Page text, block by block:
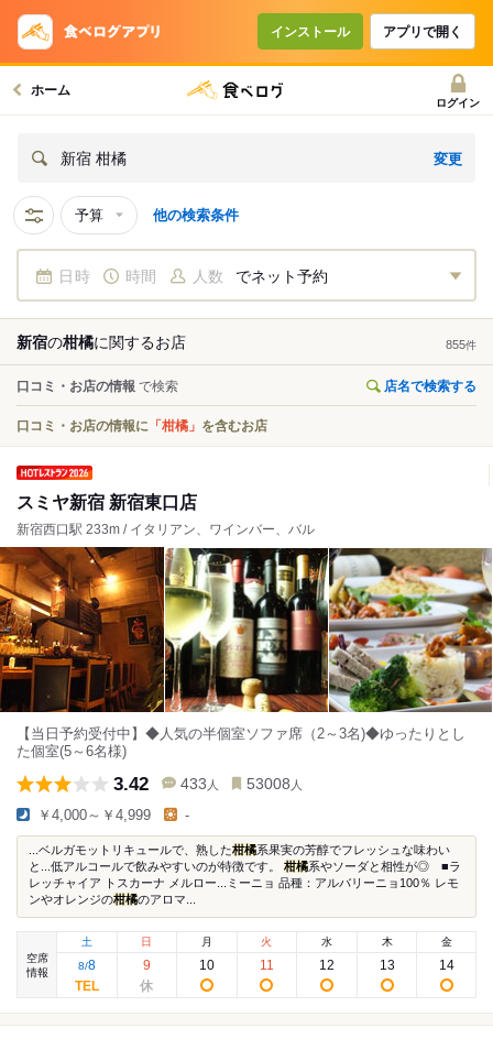
インストール アプリで開く
ホーム
ログイン
新宿 柑橘 変更
予算 他の検索条件
日時 時間 人数 でネット予約
新宿の柑橘に関するお店 855件
口コミ・お店の情報 で検索 店名で検索する
口コミ・お店の情報に 「柑橘」 を含むお店
スミヤ新宿 新宿東口店
新宿西口駅 233m / イタリアン、ワインバー、バル
【当日予約受付中】◆人気の半個室ソファ席（2～3名)◆ゆったりとし
た個室(5～6名様)
3.42 433 人 53008 人
￥4,000～￥4,999 -
...ベルガモットリキュールで、熟した柑橘系果実の芳醇でフレッシュな味わい
と...低アルコールで飲みやすいのが特徴です。 柑橘系やソーダと相性が◎ ■ラ
レッチャイア トスカーナ メルロー...ミーニョ 品種：アルバリーニョ100％ レモ
ンやオレンジの柑橘のアロマ...
空席
情報
土
8/8
日
9
月
10
火
11
水
12
木
13
金
14